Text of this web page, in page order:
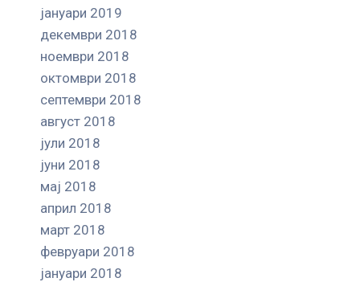
јануари 2019
декември 2018
ноември 2018
октомври 2018
септември 2018
август 2018
јули 2018
јуни 2018
мај 2018
април 2018
март 2018
февруари 2018
јануари 2018